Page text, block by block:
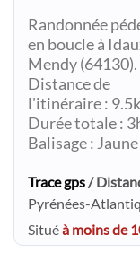
Randonnée
en boucle à
Mendy (64130).
Distance de
l'itinéraire :
Durée totale :
Balisage : Jaune
Trace gps/
Pyrénées-
Situéà moins de